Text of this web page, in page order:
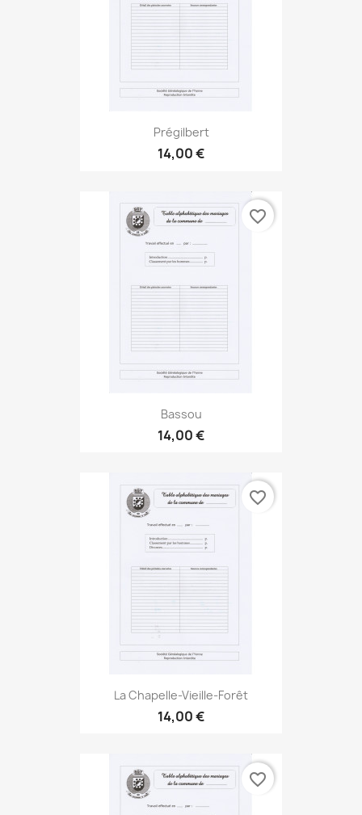
Prégilbert
14,00 €
Bassou
14,00 €
favorite_border
La Chapelle-Vieille-Forêt
14,00 €
favorite_border
favorite_border